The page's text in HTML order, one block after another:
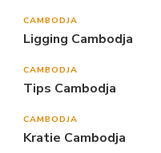
CAMBODJA
Ligging Cambodja
CAMBODJA
Tips Cambodja
CAMBODJA
Kratie Cambodja